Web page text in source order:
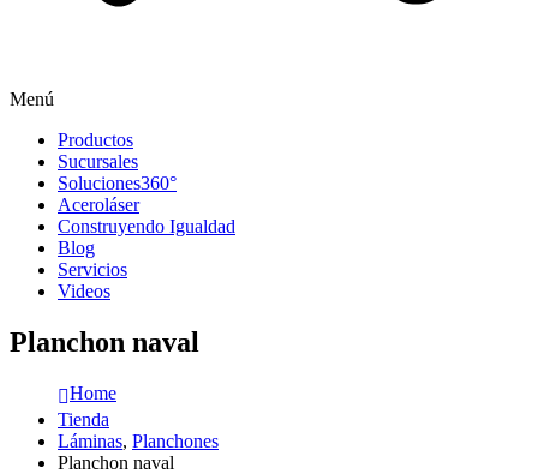
Menú
Productos
Sucursales
Soluciones360°
Aceroláser
Construyendo Igualdad
Blog
Servicios
Videos
Planchon naval
Home
Tienda
Láminas, Planchones
Planchon naval